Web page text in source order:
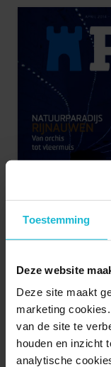
Toestemming
Deze website
Deze site maakt
marketing
van de site te
houden en inzicht
analytische